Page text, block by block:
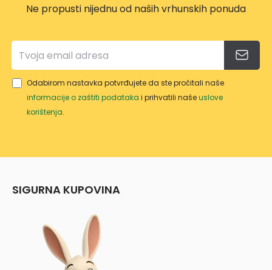
Ne propusti nijednu od naših vrhunskih ponuda
Odabirom nastavka potvrđujete da ste pročitali naše
informacije o zaštiti podataka i prihvatili našeuslove
korištenja.
SIGURNA KUPOVINA